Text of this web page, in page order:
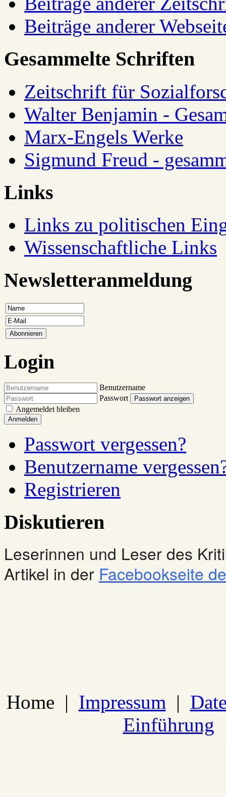
Beiträge anderer
Gesammelte Schriften
Zeitschrift für
Walter Benjamin -
Marx-Engels Werke
Sigmund Freud -
Links
Links zu politischen
Wissenschaftliche Links
Newsletteranmeldung
Login
Benutzername
Passwort
Passwort anzeigen
Angemeldet bleiben
Anmelden
Passwort vergessen?
Benutzername
Registrieren
Diskutieren
Leserinnen und Leser des
Artikel in der Facebookseite
Home | Impressum |
Einführung